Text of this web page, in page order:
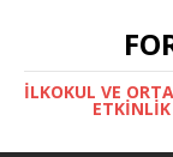
İLKOKUL VE
ETKINLIK